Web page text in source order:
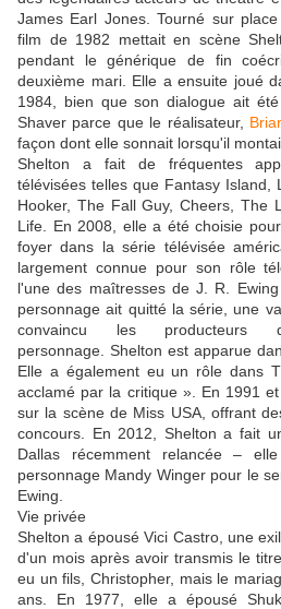
James Earl Jones. Tourné sur
film de 1982 mettait en scène
pendant le générique de fin
deuxième mari. Elle a ensuite joué
1984, bien que son dialogue ait
Shaver parce que le réalisateur,
façon dont elle sonnait lorsqu'il
Shelton a fait de fréquentes
télévisées telles que Fantasy Island,
Hooker, The Fall Guy, Cheers, The
Life. En 2008, elle a été choisie
foyer dans la série télévisée
largement connue pour son rôle
l'une des maîtresses de J. R.
personnage ait quitté la série, une
convaincu les
personnage. Shelton est apparue
Elle a également eu un rôle dans
acclamé par la critique ». En 1991
sur la scène de Miss USA, offrant
concours. En 2012, Shelton a fait
Dallas récemment relancée –
personnage Mandy Winger pour le
Ewing.
Vie privée
Shelton a épousé Vici Castro, une
d'un mois après avoir transmis le
eu un fils, Christopher, mais le
ans. En 1977, elle a épousé